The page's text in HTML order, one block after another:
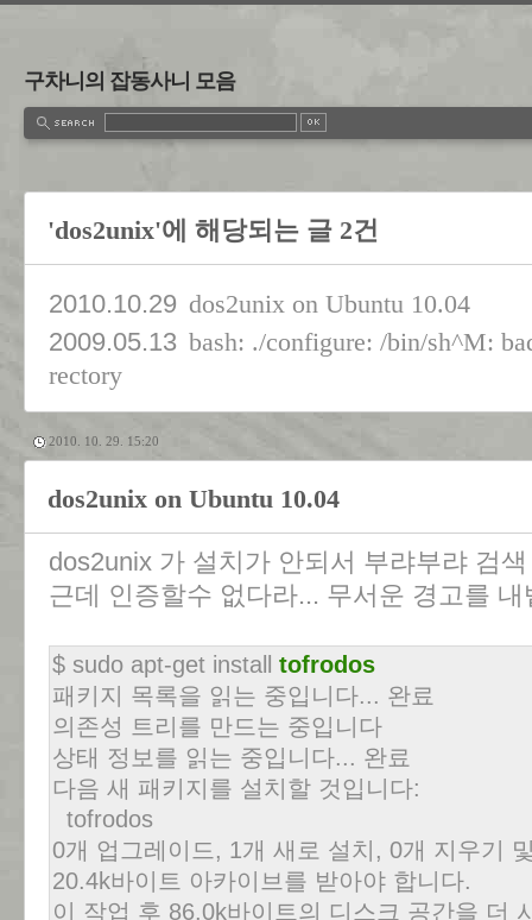
구차니의 잡동사니 모음
'dos2unix'에 해당되는 글 2건
2010.10.29 dos2unix on Ubuntu 10.04
2009.05.13 bash: ./configure: /bin/sh^M:
rectory
2010. 10. 29. 15:20
dos2unix on Ubuntu 10.04
dos2unix 가 설치가 안되서 부랴부랴 검
근데 인증할수 없다라... 무서운 경고를
$ sudo apt-get install tofrodos
패키지 목록을 읽는 중입니다... 완료
의존성 트리를 만드는 중입니다
상태 정보를 읽는 중입니다... 완료
다음 새 패키지를 설치할 것입니다:
tofrodos
0개 업그레이드, 1개 새로 설치, 0개 지우기
20.4k바이트 아카이브를 받아야 합니다.
이 작업 후 86.0k바이트의 디스크 공간을 더